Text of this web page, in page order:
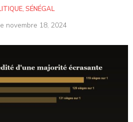
, SÉNÉGAL
novembre 18, 2024